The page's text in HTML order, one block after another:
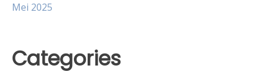
Mei 2025
Categories